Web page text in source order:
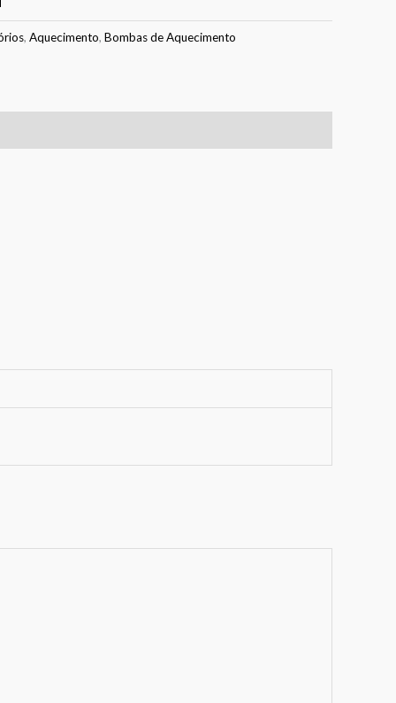
, Aquecimento, Bombas de Aquecimento